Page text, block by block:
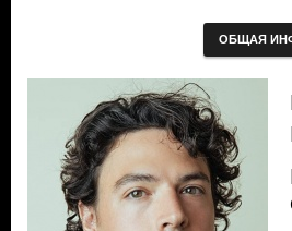
ОБЩАЯ